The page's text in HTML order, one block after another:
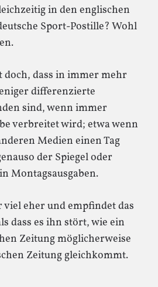
in den englischen
Sport-Postille? Wohl
dass in immer mehr
differenzierte
sind, wenn immer
verbreitet wird; etwa wenn
Medien einen Tag
der Spiegel oder
Montagsausgaben.
viel eher und empfindet das
dass es ihn stört, wie ein
Zeitung möglicherweise
Zeitung gleichkommt.